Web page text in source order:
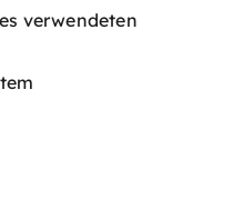
verwendeten